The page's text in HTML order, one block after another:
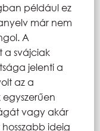
például ez
már nem
A
a svájciak
jelenti a
az a
vagy akár
ideig